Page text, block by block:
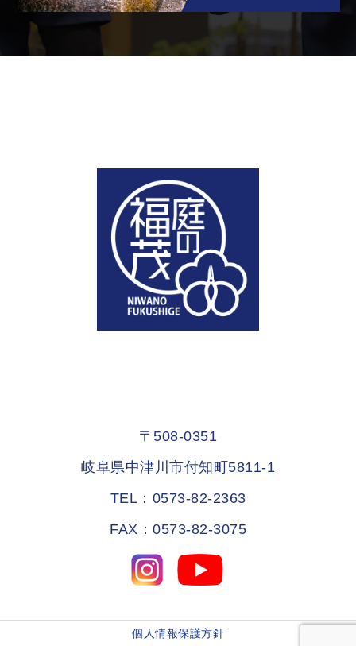
〒508-0351
岐阜県中津川市付知町5811-1
TEL：0573-82-2363
FAX：0573-82-3075
個人情報保護方針